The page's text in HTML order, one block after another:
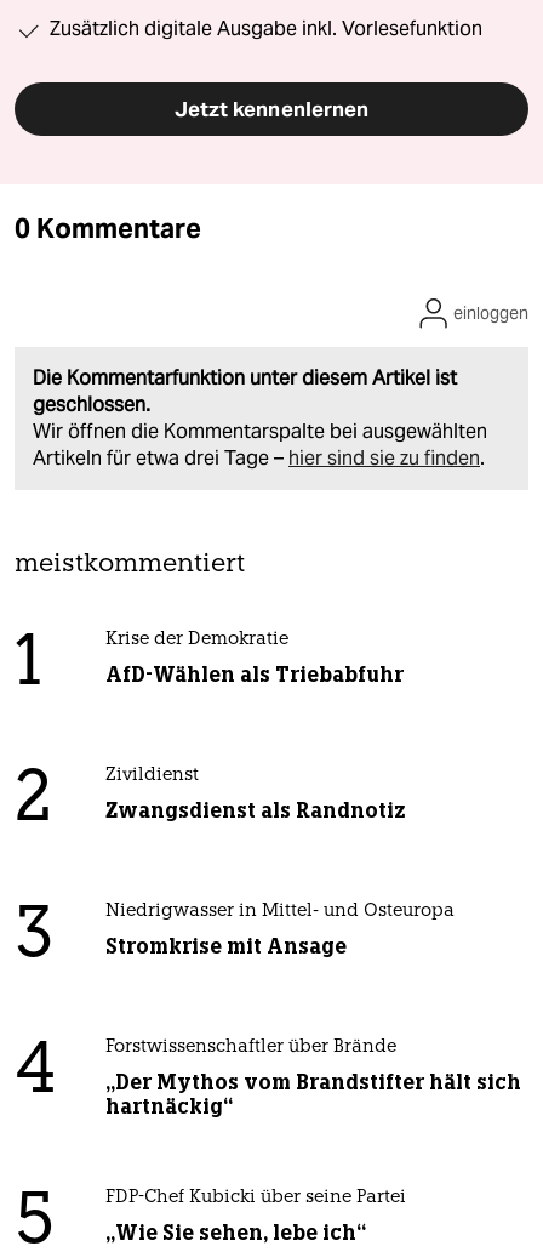
Zusätzlich digitale Ausgabe inkl. Vorlesefunktion
Jetzt kennenlernen
0 Kommentare
Die Kommentarfunktion unter diesem Artikel ist
geschlossen.
Wir öffnen die Kommentarspalte bei ausgewählten
Artikeln für etwa drei Tage – hier sind sie zu finden.
einloggen
meistkommentiert
1 Krise der Demokratie
AfD-Wählen als Triebabfuhr
2 Zivildienst
Zwangsdienst als Randnotiz
3 Niedrigwasser in Mittel- und Osteuropa
Stromkrise mit Ansage
4 Forstwissenschaftler über Brände
„Der Mythos vom Brandstifter hält sich
hartnäckig“
5 FDP-Chef Kubicki über seine Partei
„Wie Sie sehen, lebe ich“